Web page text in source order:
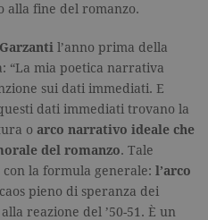
alla fine del romanzo.
l’anno prima della
“La mia poetica narrativa
sui dati immediati. E
dati immediati trovano la
o arco narrativo ideale che
del romanzo. Tale
la formula generale: l’arco
pieno di speranza dei
reazione del ’50-51. È un